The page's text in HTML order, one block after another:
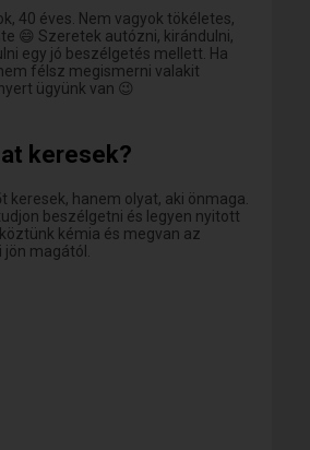
40 éves. Nem vagyok tökéletes,
😄 Szeretek autózni, kirándulni,
egy jó beszélgetés mellett. Ha
félsz megismerni valakit
ügyünk van 😉
keresek?
keresek, hanem olyat, aki önmaga.
beszélgetni és legyen nyitott
kémia és megvan az
magától.